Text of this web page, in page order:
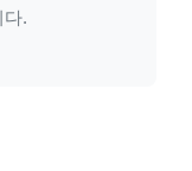
다.